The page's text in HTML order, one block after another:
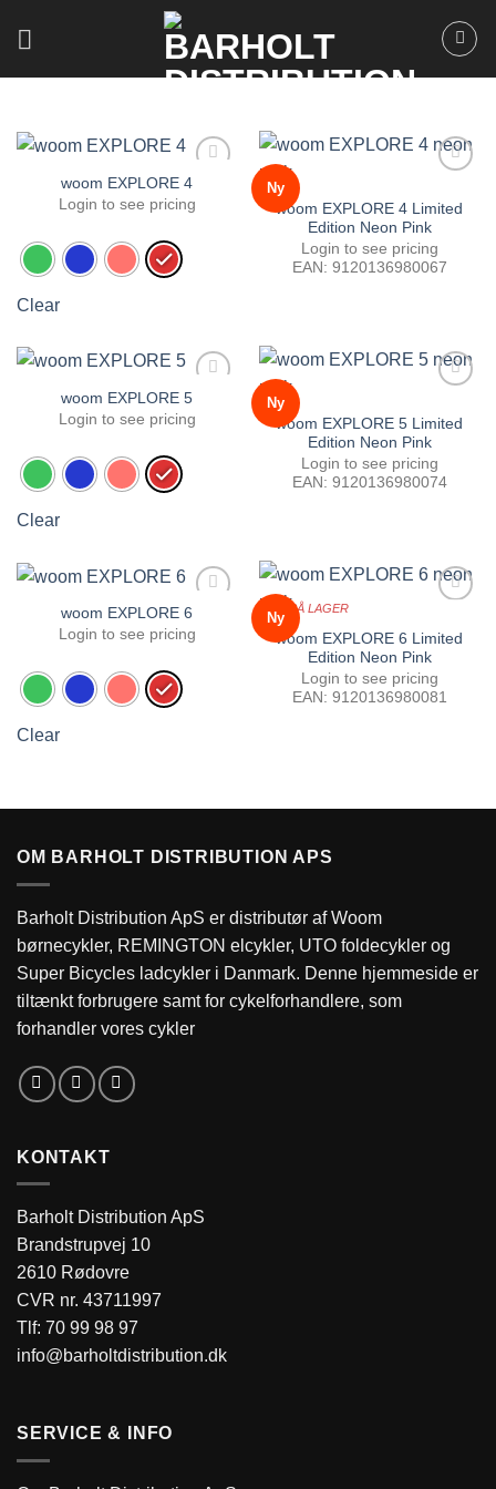
Tilføj til
favoritter
woom EXPLORE 4
Login to see pricing
Clear
Ny
favoritter
woom EXPLORE 4 Limited
Edition Neon Pink
Login to see pricing
EAN: 9120136980067
Tilføj til
favoritter
woom EXPLORE 5
Login to see pricing
Clear
Ny
favoritter
woom EXPLORE 5 Limited
Edition Neon Pink
Login to see pricing
EAN: 9120136980074
Tilføj til
favoritter
woom EXPLORE 6
Login to see pricing
Clear
Ny
favoritter
IKKE PÅ LAGER
woom EXPLORE 6 Limited
Edition Neon Pink
Login to see pricing
EAN: 9120136980081
OM BARHOLT DISTRIBUTION APS
Barholt Distribution ApS er distributør af Woom
børnecykler, REMINGTON elcykler, UTO foldecykler og
Super Bicycles ladcykler i Danmark. Denne hjemmeside er
tiltænkt forbrugere samt for cykelforhandlere, som
forhandler vores cykler
KONTAKT
Barholt Distribution ApS
Brandstrupvej 10
2610 Rødovre
CVR nr. 43711997
Tlf: 70 99 98 97
info@barholtdistribution.dk
SERVICE & INFO